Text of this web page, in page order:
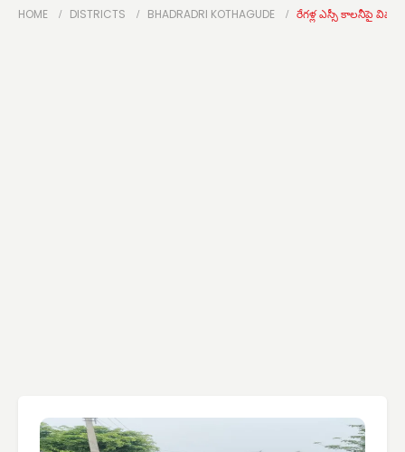
HOME DISTRICTS BHADRADRI KOTHAGUDE రేగళ్ల ఎస్సీ కాలనీపై